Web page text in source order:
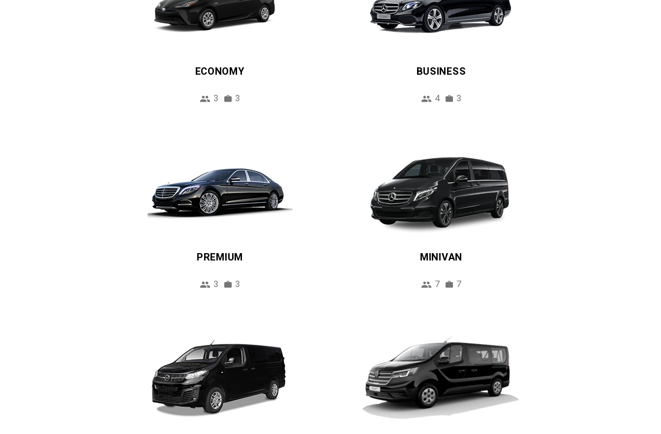
ECONOMY
3 3
BUSINESS
4 3
PREMIUM
3 3
MINIVAN
7 7